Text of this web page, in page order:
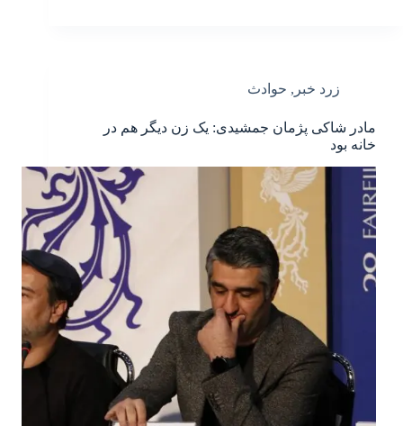
زرد خبر , حوادث
مادر شاکی پژمان جمشیدی: یک زن دیگر هم در
خانه بود